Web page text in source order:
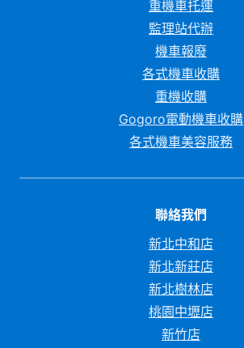
重機車托運
監理站代辦
機車報廢
各式機車收購
重機收購
Gogoro電動機車收購
各式機車美容服務
聯絡我們
新北中和店
新北新莊店
新北樹林店
桃園中壢店
新竹店